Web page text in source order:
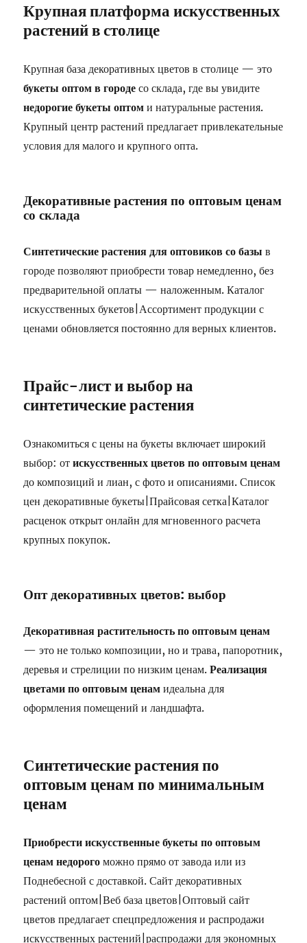
Крупная платформа искусственных
растений в столице
Крупная база декоративных цветов в столице — это
букеты оптом в городе со склада, где вы увидите
недорогие букеты оптом и натуральные растения.
Крупный центр растений предлагает привлекательные
условия для малого и крупного опта.
Декоративные растения по оптовым ценам
со склада
Синтетические растения для оптовиков со базы в
городе позволяют приобрести товар немедленно, без
предварительной оплаты — наложенным. Каталог
искусственных букетов|Ассортимент продукции с
ценами обновляется постоянно для верных клиентов.
Прайс-лист и выбор на
синтетические растения
Ознакомиться с цены на букеты включает широкий
выбор: отискусственных цветов по оптовым ценам
до композиций и лиан, с фото и описаниями. Список
цен декоративные букеты|Прайсовая сетка|Каталог
расценок открыт онлайн для мгновенного расчета
крупных покупок.
Опт декоративных цветов: выбор
Декоративная растительность по оптовым ценам
— это не только композиции, но и трава, папоротник,
деревья и стрелиции по низким ценам.Реализация
цветами по оптовым ценам идеальна для
оформления помещений и ландшафта.
Синтетические растения по
оптовым ценам по минимальным
ценам
Приобрести искусственные букеты по оптовым
ценам недорого можно прямо от завода или из
Поднебесной с доставкой. Сайт декоративных
растений оптом|Веб база цветов|Оптовый сайт
цветов предлагает спецпредложения и распродажи
искусственных растений|распродажи для экономных